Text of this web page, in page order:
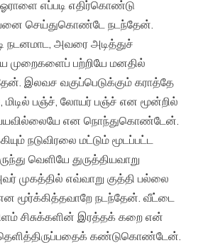
எப்படி எதிர்கொண்டு
செய்துகொண்டே நடந்தேன்.
நடனமாட, அவரை அடித்துச்
முறைகளைப் பற்றியே மனதில்
இலவச வகுப்பெடுக்கும் கராத்தே
மிடில் பஞ்ச், லோயர் பஞ்ச் என மூன்றில்
என நொந்துகொண்டேன்.
நடுவிரலை மட்டும் மூடப்பட்ட
வெளியே துருத்தியவாறு
முகத்தில் எவ்வாறு குத்தி பல்லை
மூர்க்கித்தவாறே நடந்தேன். வீட்டை
சிசுக்களின் இரத்தக் கறை என்
கண்டுகொண்டேன்.